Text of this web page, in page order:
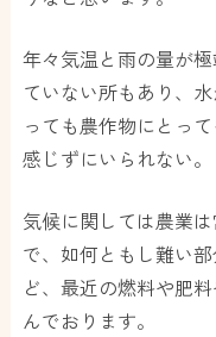
年々気温と雨の量が
ていない所もあり、
っても農作物にとっ
感じずにいられない。
気候に関しては農業
で、如何ともし難い
ど、最近の燃料や肥
んでおります。